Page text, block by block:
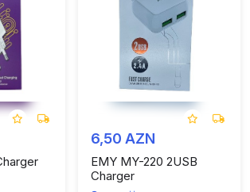
6,50 AZN
EMY MY-220 2USB
Charger